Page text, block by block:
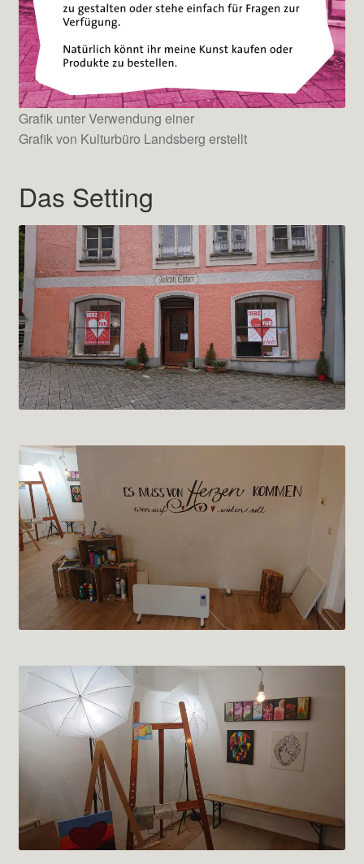
Grafik unter Verwendung einer
Grafik von Kulturbüro Landsberg erstellt
Das Setting